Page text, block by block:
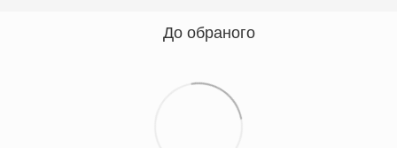
До обраного